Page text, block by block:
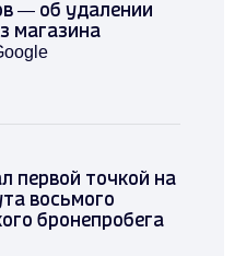
— об удалении
магазина
первой точкой на
восьмого
бронепробега